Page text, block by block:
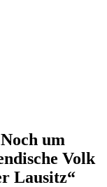
um
Volk
Lausitz“